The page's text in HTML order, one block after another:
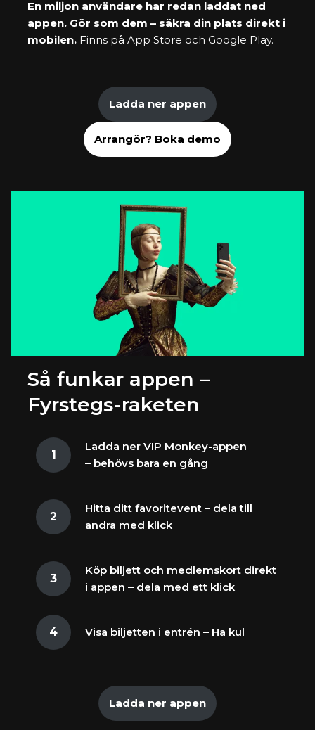
En miljon användare har redan laddat ned
appen. Gör som dem – säkra din plats direkt i
mobilen. Finns på App Store och Google Play.
Ladda ner appen
Arrangör? Boka demo
Så funkar appen –
Fyrstegs-raketen
Ladda ner VIP Monkey-appen
– behövs bara en gång
Hitta ditt favoritevent – dela till
andra med klick
Köp biljett och medlemskort direkt
i appen – dela med ett klick
Visa biljetten i entrén – Ha kul
Ladda ner appen